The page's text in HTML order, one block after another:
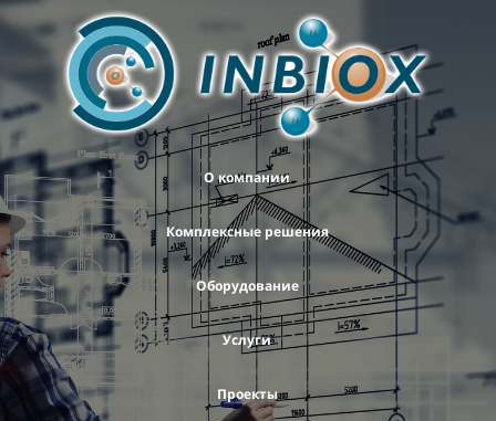
О компании
Комплексные решения
Оборудование
Услуги
Проекты